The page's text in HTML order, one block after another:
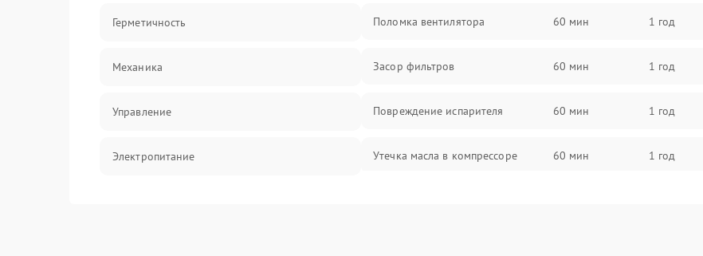
Герметичность
Механика
Управление
Электропитание
Поломка вентилятора 60 мин 1 год
Засор фильтров 60 мин 1 год
Повреждение испарителя 60 мин 1 год
Утечка масла в компрессоре 60 мин 1 год